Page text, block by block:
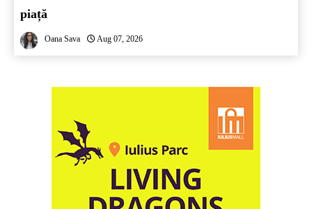
piață
Oana Sava Aug 07, 2026